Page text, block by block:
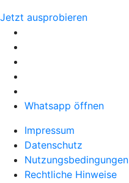
Jetzt ausprobieren
Whatsapp öffnen
Impressum
Datenschutz
Nutzungsbedingungen
Rechtliche Hinweise